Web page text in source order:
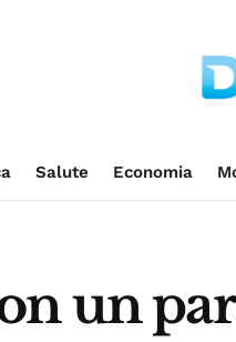
Salute Economia
un